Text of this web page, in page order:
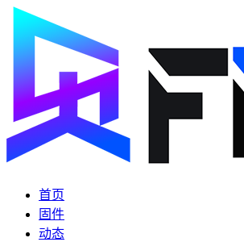
首页
固件
动态